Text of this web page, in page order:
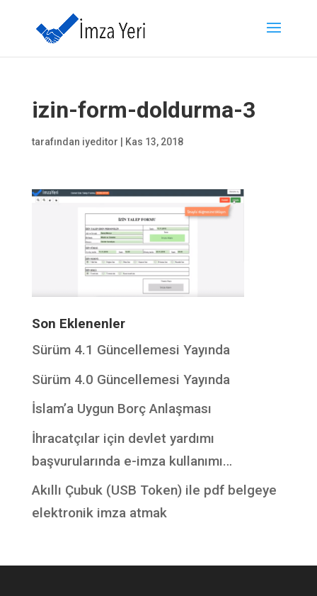
izin-form-doldurma-3
tarafından iyeditor Kas 13, 2018
Son Eklenenler
Sürüm 4.1 Güncellemesi Yayında
Sürüm 4.0 Güncellemesi Yayında
İslam’a Uygun Borç Anlaşması
İhracatçılar için devlet yardımı
başvurularında e-imza kullanımı…
Akıllı Çubuk (USB Token) ile pdf belgeye
elektronik imza atmak